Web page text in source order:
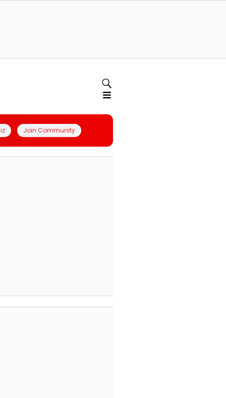
Join Community